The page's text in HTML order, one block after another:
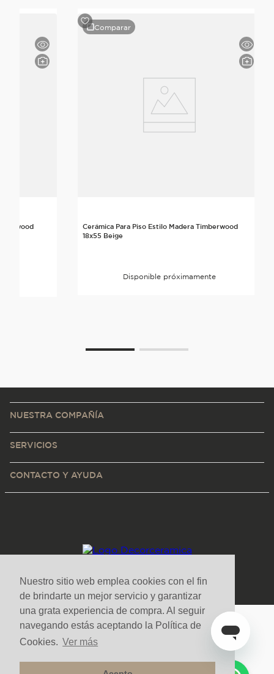
Nuestro sitio web emplea cookies con el fin
de brindarte un mejor servicio y garantizar
una grata experiencia de compra. Al seguir
navegando estás aceptando la Política de
Cookies. Ver más
Comparar
Cerámica Para Piso Estilo Madera Timberwood
18x55 Beige
Disponible próximamente
NUESTRA COMPAÑÍA
SERVICIOS
CONTACTO Y AYUDA
Medios de pago y sitio seguro